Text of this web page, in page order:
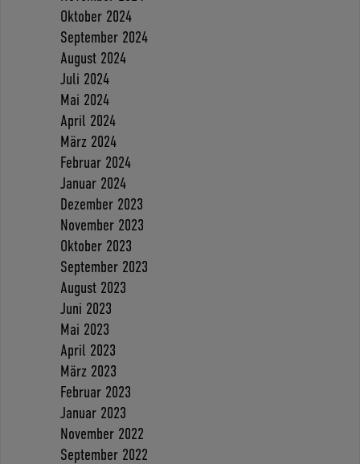
Oktober 2024
September 2024
August 2024
Juli 2024
Mai 2024
April 2024
März 2024
Februar 2024
Januar 2024
Dezember 2023
November 2023
Oktober 2023
September 2023
August 2023
Juni 2023
Mai 2023
April 2023
März 2023
Februar 2023
Januar 2023
November 2022
September 2022